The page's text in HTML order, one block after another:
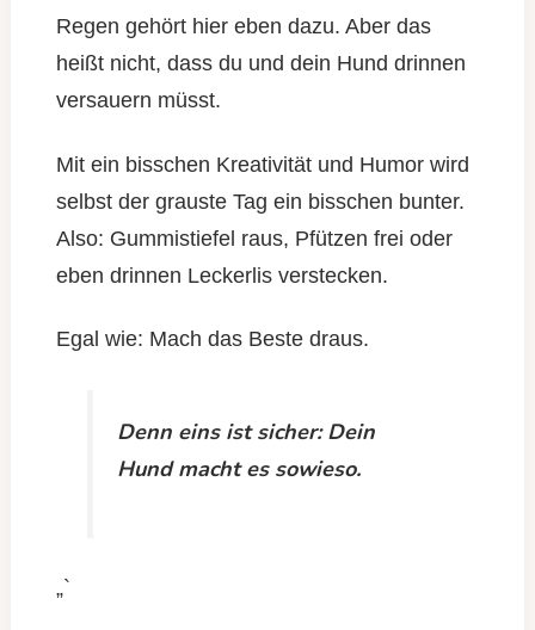
Regen gehört hier eben dazu. Aber das
heißt nicht, dass du und dein Hund drinnen
versauern müsst.
Mit ein bisschen Kreativität und Humor wird
selbst der grauste Tag ein bisschen bunter.
Also: Gummistiefel raus, Pfützen frei oder
eben drinnen Leckerlis verstecken.
Egal wie: Mach das Beste draus.
Denn eins ist sicher: Dein
Hund macht es sowieso.
„`